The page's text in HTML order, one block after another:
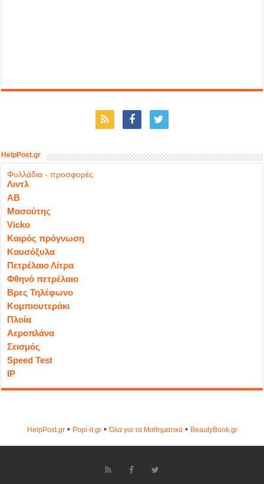
HelpPost.gr
Φυλλάδια - προσφορές
Λιντλ
ΑΒ
Μασούτης
Vicko
Καιρός πρόγνωση
Καυσόξυλα
Πετρέλαιο Λίτρα
Φθηνό πετρέλαιο
Βρες Τηλέφωνο
Κομπιουτεράκι
Πλοία
Αεροπλάνα
Σεισμός
Speed Test
IP
HelpPost.gr• Popi-it.gr•Όλα για τα Μαθηματικά• ΒeautyΒook.gr